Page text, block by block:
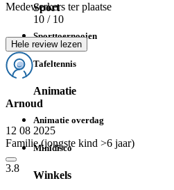
Sport
Sporttoernooien
Tafeltennis
Animatie
Animatie overdag
Minidisco
Winkels
Medewerkers ter plaatse
10 / 10
Hele review lezen
Arnoud
12 08 2025
Familie (jongste kind >6 jaar)
3.8